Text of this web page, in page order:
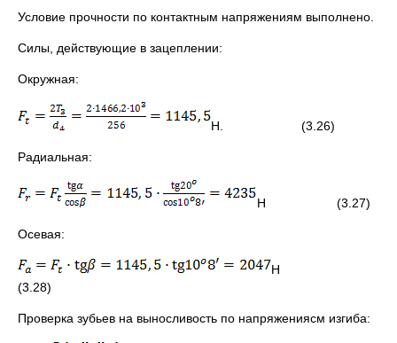
Условие прочности по контактным напряжениям выполнено.
Силы, действующие в зацеплении:
Окружная:
Н. (3.26)
Радиальная:
Н (3.27)
Осевая:
Н
(3.28)
Проверка зубьев на выносливость по напряжениясм изгиба: